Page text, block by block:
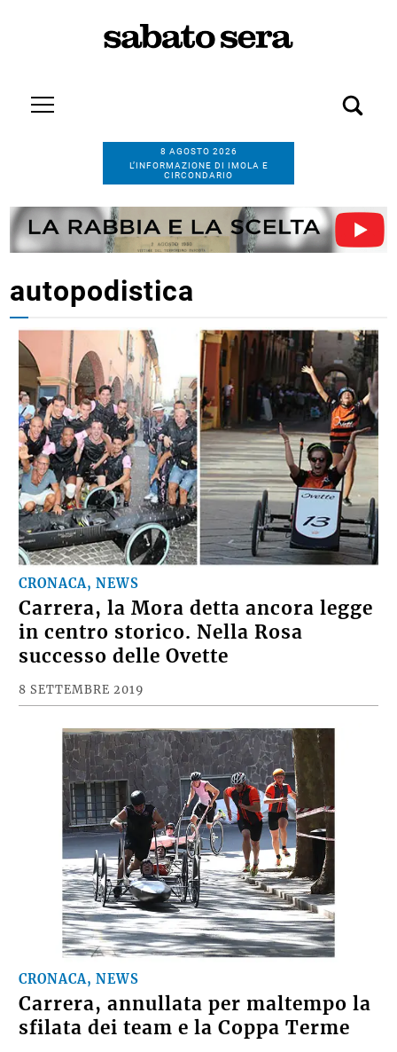
8 AGOSTO 2026
L’INFORMAZIONE DI IMOLA E
CIRCONDARIO
autopodistica
CRONACA, NEWS
Carrera, la Mora detta ancora legge
in centro storico. Nella Rosa
successo delle Ovette
8 SETTEMBRE 2019
CRONACA, NEWS
Carrera, annullata per maltempo la
sfilata dei team e la Coppa Terme